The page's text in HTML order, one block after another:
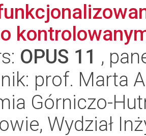
OPUS 11 ,
prof. Marta
Górniczo-
Wydział